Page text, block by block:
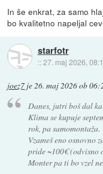
In še enkrat, za samo
bo kvalitetno napeljal
starfotr
::27. maj 2026,
joez7 je26. maj 2026 ob
Danes, jutri boš dal
Klima se kupuje
rok, pa samomontaža.
Vzameš eno osnovno
pride ~100€ (odvisno
Monter pa ti bo vzel